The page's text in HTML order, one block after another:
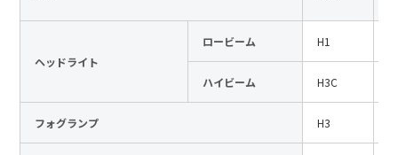
日本語 English 中文
ヘッドライト
ロービーム H1
ハイビーム H3C
フォグランプ H3